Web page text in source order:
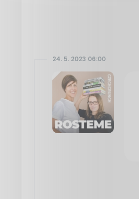
24. 5. 2023 06:00